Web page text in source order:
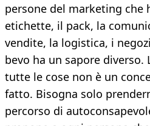
persone del marketing che
etichette, il pack, la
vendite, la logistica, i
bevo ha un sapore diverso.
tutte le cose non è un
fatto. Bisogna solo
percorso di